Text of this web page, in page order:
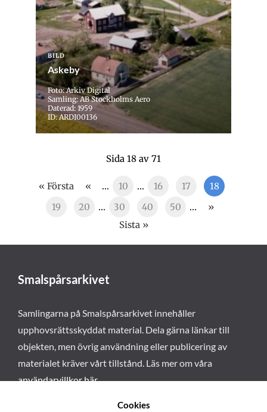
BILD
Askeby
Foto: Arkiv Digital
Samling: AB Stockholms Aero
Daterad: 1959
ID: ARDI00136
Sida 18 av 71
« Första « ... 10 ... 16 17
18
19
20 ... 30 40 50 ...
»
Sista »
Smalspårsarkivet
Samlingarna på Smalspårsarkivet innehåller
upphovsrättsskyddat material. Dela gärna länkar till
objekten, men övrig användning eller publicering av
materialet kräver vårt tillstånd. Läs mer om våra
användarvillkor här.
Cookies